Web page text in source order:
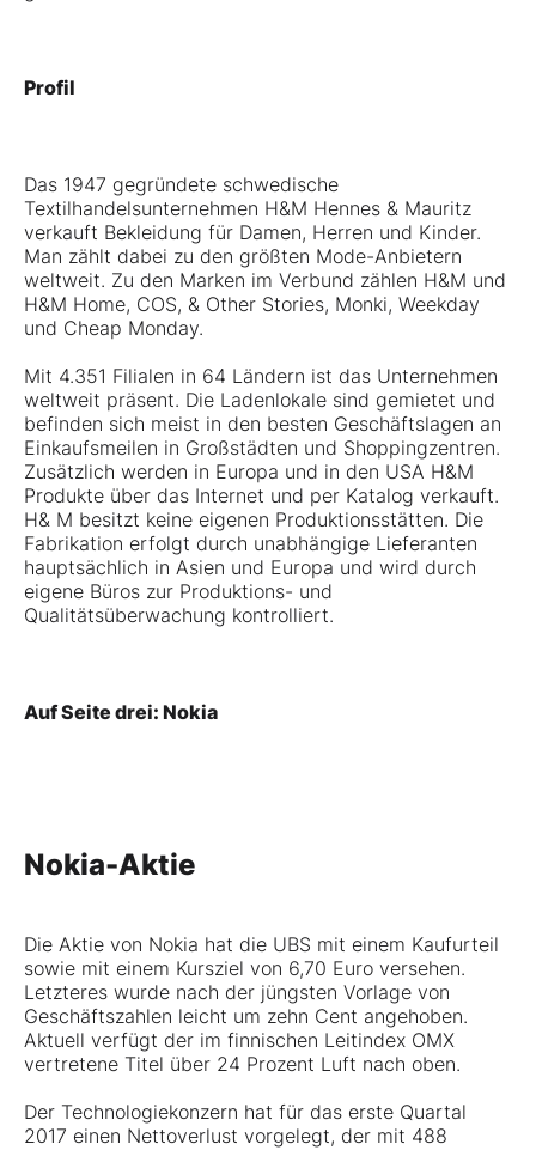
Profil
Das 1947 gegründete schwedische
Textilhandelsunternehmen H&M Hennes & Mauritz
verkauft Bekleidung für Damen, Herren und Kinder.
Man zählt dabei zu den größten Mode-Anbietern
weltweit. Zu den Marken im Verbund zählen H&M und
H&M Home, COS, & Other Stories, Monki, Weekday
und Cheap Monday.
Mit 4.351 Filialen in 64 Ländern ist das Unternehmen
weltweit präsent. Die Ladenlokale sind gemietet und
befinden sich meist in den besten Geschäftslagen an
Einkaufsmeilen in Großstädten und Shoppingzentren.
Zusätzlich werden in Europa und in den USA H&M
Produkte über das Internet und per Katalog verkauft.
H& M besitzt keine eigenen Produktionsstätten. Die
Fabrikation erfolgt durch unabhängige Lieferanten
hauptsächlich in Asien und Europa und wird durch
eigene Büros zur Produktions- und
Qualitätsüberwachung kontrolliert.
Auf Seite drei: Nokia
Nokia-Aktie
Die Aktie von Nokia hat die UBS mit einem Kaufurteil
sowie mit einem Kursziel von 6,70 Euro versehen.
Letzteres wurde nach der jüngsten Vorlage von
Geschäftszahlen leicht um zehn Cent angehoben.
Aktuell verfügt der im finnischen Leitindex OMX
vertretene Titel über 24 Prozent Luft nach oben.
Der Technologiekonzern hat für das erste Quartal
2017 einen Nettoverlust vorgelegt, der mit 488